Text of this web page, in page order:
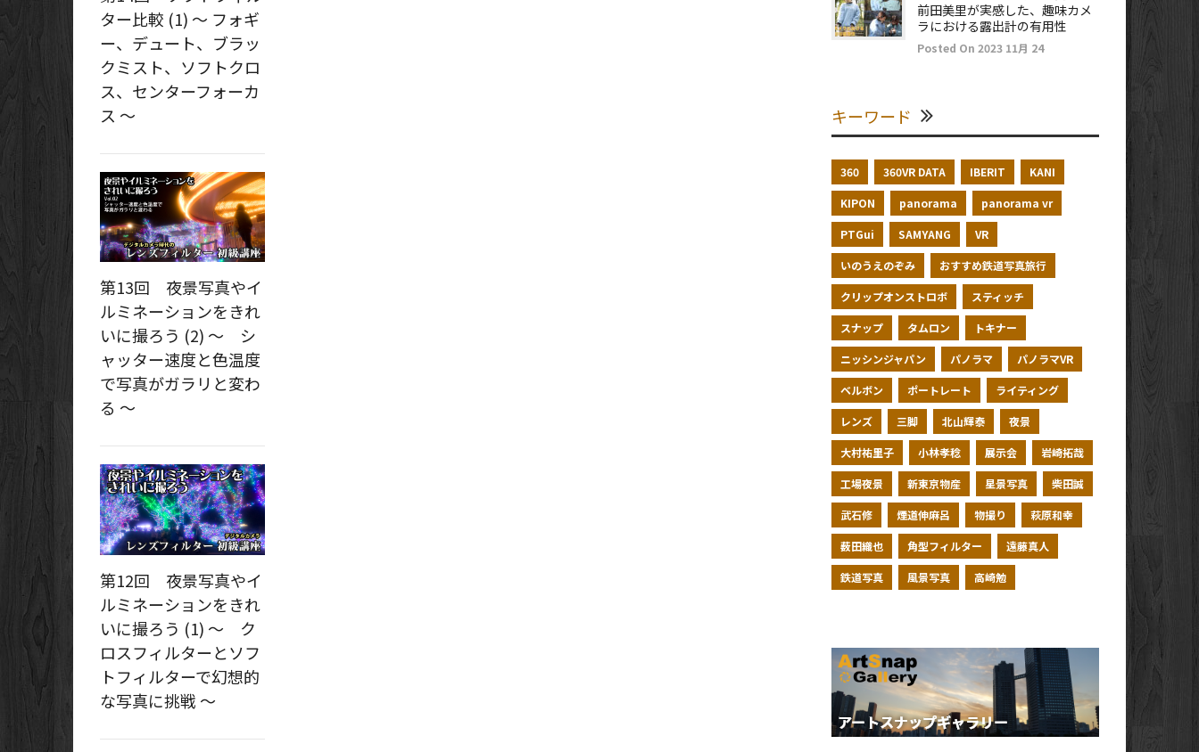
ター比較 (1) ～ フォギ
ー、デュート、ブラッ
クミスト、ソフトクロ
ス、センターフォーカ
ス ～
第13回 夜景写真やイ
ルミネーションをきれ
いに撮ろう (2) ～ シ
ャッター速度と色温度
で写真がガラリと変わ
る ～
第12回 夜景写真やイ
ルミネーションをきれ
いに撮ろう (1) ～ ク
ロスフィルターとソフ
トフィルターで幻想的
な写真に挑戦 ～
前田美里が実感した、趣味カメ
ラにおける露出計の有用性
Posted On 2023 11月 24
キーワード
360 360VR DATA IBERIT KANI
KIPON panorama panorama vr
PTGui SAMYANG VR
いのうえのぞみ おすすめ鉄道写真旅行
クリップオンストロボ スティッチ
スナップ タムロン トキナー
ニッシンジャパン パノラマ パノラマVR
ベルボン ポートレート ライティング
レンズ 三脚 北山輝泰 夜景
大村祐里子 小林孝稔 展示会 岩崎拓哉
工場夜景 新東京物産 星景写真 柴田誠
武石修 煙道伸麻呂 物撮り 萩原和幸
薮田織也 角型フィルター 遠藤真人
鉄道写真 風景写真 高崎勉